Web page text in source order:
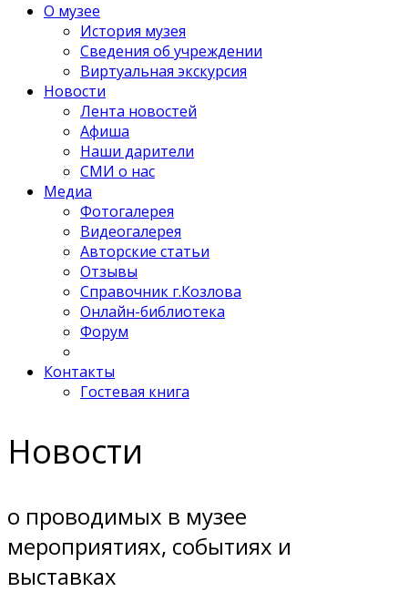
О музее
История музея
Сведения об учреждении
Виртуальная экскурсия
Новости
Лента новостей
Афиша
Наши дарители
СМИ о нас
Медиа
Фотогалерея
Видеогалерея
Авторские статьи
Отзывы
Справочник г.Козлова
Онлайн-библиотека
Форум
Контакты
Гостевая книга
Новости
о проводимых в музее
мероприятиях, событиях и
выставках